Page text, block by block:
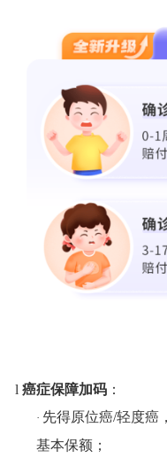
l 癌症保障加码：
· 先得原位癌/轻度癌
基本保额；